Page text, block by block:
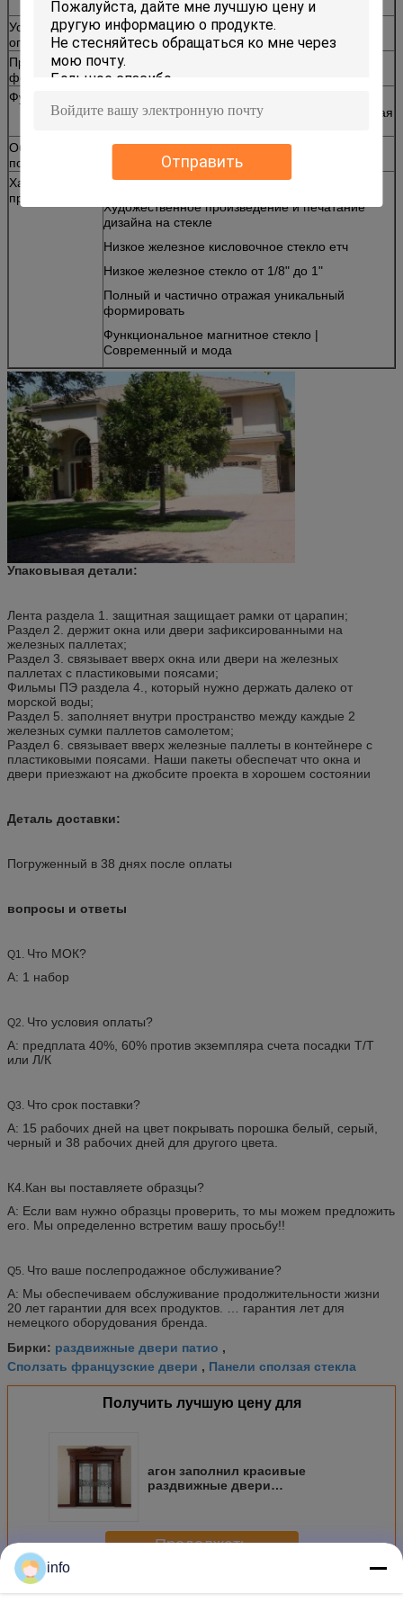
Отправить
ширма
Условие
оплаты
30% ТТ заранее как депозит, 70% против
доставки
Прямоугольник
формы
через 15-25 дней после депозита
Функция
увеличивая естественное освещение, уменьшая
Общее
пользование
Дом, офис и мебель развлечений
Характеристика
продукта
Неограниченные, смелые цвета
Художественное произведение и печатание
дизайна на стекле
Низкое железное кисловочное стекло етч
Низкое железное стекло от 1/8" до 1"
Полный и частично отражая уникальный
формировать
Функциональное магнитное стекло |
Современный и мода
Упаковывая детали:
Лента раздела 1. защитная защищает рамки от царапин;
Раздел 2. держит окна или двери зафиксированными на
железных паллетах;
Раздел 3. связывает вверх окна или двери на железных
паллетах с пластиковыми поясами;
Фильмы ПЭ раздела 4., который нужно держать далеко от
морской воды;
Раздел 5. заполняет внутри пространство между каждые 2
железных сумки паллетов самолетом;
Раздел 6. связывает вверх железные паллеты в контейнере с
пластиковыми поясами. Наши пакеты обеспечат что окна и
двери приезжают на джобсите проекта в хорошем состоянии
Деталь доставки:
Погруженный в 38 днях после оплаты
вопросы и ответы
Q1. Что МОК?
А: 1 набор
Q2. Что условия оплаты?
А: предплата 40%, 60% против экземпляра счета посадки Т/Т
или Л/К
Q3. Что срок поставки?
А: 15 рабочих дней на цвет покрывать порошка белый, серый,
черный и 38 рабочих дней для другого цвета.
К4.Кан вы поставляете образцы?
А: Если вам нужно образцы проверить, то мы можем предложить
его. Мы определенно встретим вашу просьбу!!
Q5. Что ваше послепродажное обслуживание?
А: Мы обеспечиваем обслуживание продолжительности жизни
20 лет гарантии для всех продуктов. … гарантия лет для
немецкого оборудования бренда.
Бирки: раздвижные двери патио ,
Сползать французские двери , Панели сползая стекла
Получить лучшую цену для
агон заполнил красивые
раздвижные двери
Продолжать
БольшеДверь сползая стекла
info